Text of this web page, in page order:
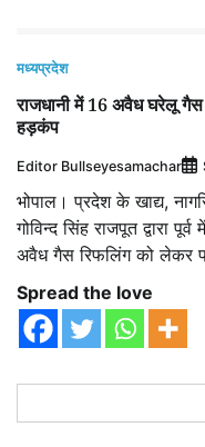
मध्यप्रदेश
राजधानी में 16 अवैध घरेलू गैस
हड़कंप
Editor Bullseyesamachar
भोपाल। प्रदेश के खाद्य,
गोविन्द सिंह राजपूत द्वारा
अवैध गैस रिफलिंग को लेकर
Spread the love